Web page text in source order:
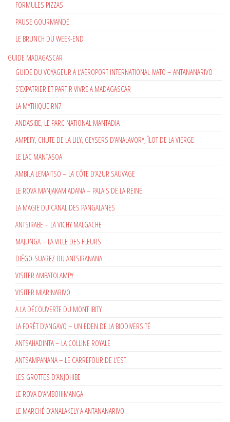
FORMULES PIZZAS
PAUSE GOURMANDE
LE BRUNCH DU WEEK-END
GUIDE MADAGASCAR
GUIDE DU VOYAGEUR A L’AÉROPORT INTERNATIONAL IVATO – ANTANANARIVO
S’EXPATRIER ET PARTIR VIVRE A MADAGASCAR
LA MYTHIQUE RN7
ANDASIBE, LE PARC NATIONAL MANTADIA
AMPEFY, CHUTE DE LA LILY, GEYSERS D’ANALAVORY, ÎLOT DE LA VIERGE
LE LAC MANTASOA
AMBILA LEMAITSO – LA CÔTE D’AZUR SAUVAGE
LE ROVA MANJAKAMIADANA – PALAIS DE LA REINE
LA MAGIE DU CANAL DES PANGALANES
ANTSIRABE – LA VICHY MALGACHE
MAJUNGA – LA VILLE DES FLEURS
DIÉGO-SUAREZ OU ANTSIRANANA
VISITER AMBATOLAMPY
VISITER MIARINARIVO
A LA DÉCOUVERTE DU MONT IBITY
LA FORÊT D’ANGAVO – UN EDEN DE LA BIODIVERSITÉ
ANTSAHADINTA – LA COLLINE ROYALE
ANTSAMPANANA – LE CARREFOUR DE L’EST
LES GROTTES D’ANJOHIBE
LE ROVA D’AMBOHIMANGA
LE MARCHÉ D’ANALAKELY A ANTANANARIVO